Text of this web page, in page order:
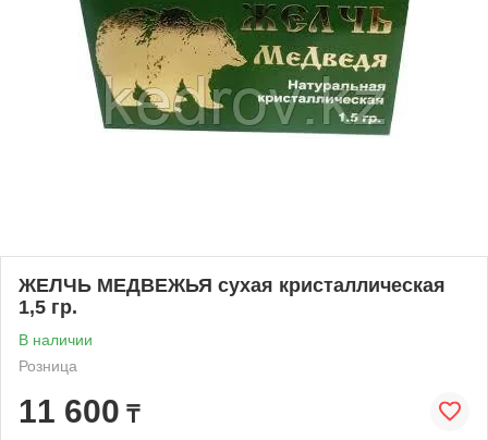
ЖЕЛЧЬ МЕДВЕЖЬЯ сухая кристаллическая
1,5 гр.
В наличии
Розница
11 600 ₸